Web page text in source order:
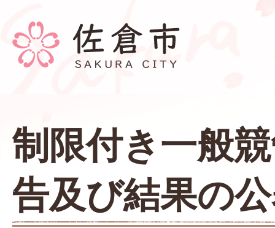
制限付き一般
告及び結果の